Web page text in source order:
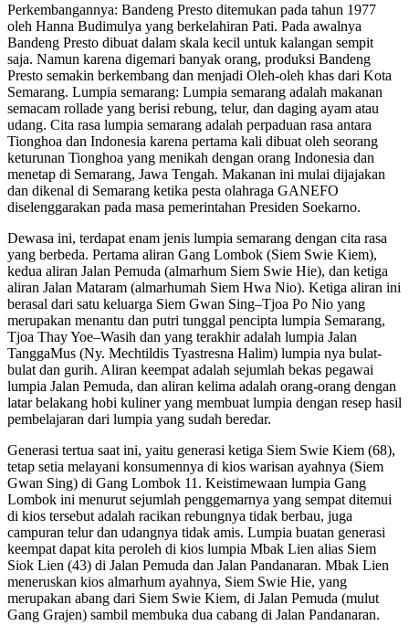
Perkembangannya: Bandeng Presto ditemukan pada tahun 1977
oleh Hanna Budimulya yang berkelahiran Pati. Pada awalnya
Bandeng Presto dibuat dalam skala kecil untuk kalangan sempit
saja. Namun karena digemari banyak orang, produksi Bandeng
Presto semakin berkembang dan menjadi Oleh-oleh khas dari Kota
Semarang. Lumpia semarang: Lumpia semarang adalah makanan
semacam rollade yang berisi rebung, telur, dan daging ayam atau
udang. Cita rasa lumpia semarang adalah perpaduan rasa antara
Tionghoa dan Indonesia karena pertama kali dibuat oleh seorang
keturunan Tionghoa yang menikah dengan orang Indonesia dan
menetap di Semarang, Jawa Tengah. Makanan ini mulai dijajakan
dan dikenal di Semarang ketika pesta olahraga GANEFO
diselenggarakan pada masa pemerintahan Presiden Soekarno.
Dewasa ini, terdapat enam jenis lumpia semarang dengan cita rasa
yang berbeda. Pertama aliran Gang Lombok (Siem Swie Kiem),
kedua aliran Jalan Pemuda (almarhum Siem Swie Hie), dan ketiga
aliran Jalan Mataram (almarhumah Siem Hwa Nio). Ketiga aliran ini
berasal dari satu keluarga Siem Gwan Sing–Tjoa Po Nio yang
merupakan menantu dan putri tunggal pencipta lumpia Semarang,
Tjoa Thay Yoe–Wasih dan yang terakhir adalah lumpia Jalan
TanggaMus (Ny. Mechtildis Tyastresna Halim) lumpia nya bulat-
bulat dan gurih. Aliran keempat adalah sejumlah bekas pegawai
lumpia Jalan Pemuda, dan aliran kelima adalah orang-orang dengan
latar belakang hobi kuliner yang membuat lumpia dengan resep hasil
pembelajaran dari lumpia yang sudah beredar.
Generasi tertua saat ini, yaitu generasi ketiga Siem Swie Kiem (68),
tetap setia melayani konsumennya di kios warisan ayahnya (Siem
Gwan Sing) di Gang Lombok 11. Keistimewaan lumpia Gang
Lombok ini menurut sejumlah penggemarnya yang sempat ditemui
di kios tersebut adalah racikan rebungnya tidak berbau, juga
campuran telur dan udangnya tidak amis. Lumpia buatan generasi
keempat dapat kita peroleh di kios lumpia Mbak Lien alias Siem
Siok Lien (43) di Jalan Pemuda dan Jalan Pandanaran. Mbak Lien
meneruskan kios almarhum ayahnya, Siem Swie Hie, yang
merupakan abang dari Siem Swie Kiem, di Jalan Pemuda (mulut
Gang Grajen) sambil membuka dua cabang di Jalan Pandanaran.